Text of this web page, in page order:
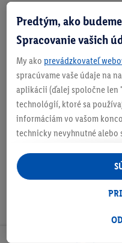
Zistite svoju veľkosť
O produkte
Predtým, ako
Spracovanie vašich
My ako prevádzkovateľ
spracúvame vaše údaje na
aplikácii (ďalej spoločne len
technológií, ktoré sa
informáciám vo vašom
technicky nevyhnutné alebo
personalizovanú reklamu v
ste účastníkom programu
aj údaje z vášho nákupného
následne si vytvoríte účet